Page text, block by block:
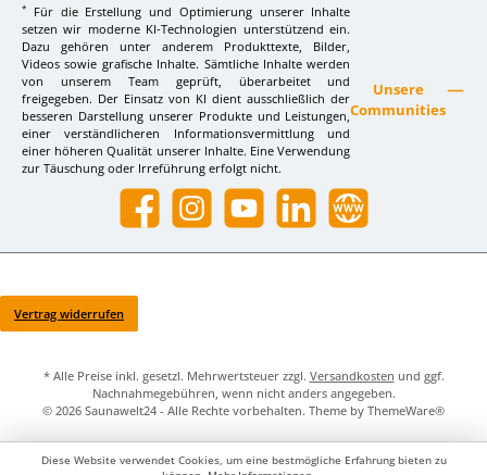
*
Für die Erstellung und Optimierung unserer Inhalte
setzen wir moderne KI-Technologien unterstützend ein.
Dazu gehören unter anderem Produkttexte, Bilder,
Videos sowie grafische Inhalte. Sämtliche Inhalte werden
von unserem Team geprüft, überarbeitet und
freigegeben. Der Einsatz von KI dient ausschließlich der
besseren Darstellung unserer Produkte und Leistungen,
einer verständlicheren Informationsvermittlung und
einer höheren Qualität unserer Inhalte. Eine Verwendung
zur Täuschung oder Irreführung erfolgt nicht.
Unsere
Communities
Facebook InstagramYouTube LinkedIn Website
Vertrag widerrufen
* Alle Preise inkl. gesetzl. Mehrwertsteuer zzgl. Versandkosten und ggf.
Nachnahmegebühren, wenn nicht anders angegeben.
© 2026 Saunawelt24 - Alle Rechte vorbehalten. Theme by ThemeWare®
Diese Website verwendet Cookies, um eine bestmögliche Erfahrung bieten zu